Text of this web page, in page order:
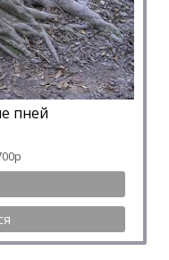
пней